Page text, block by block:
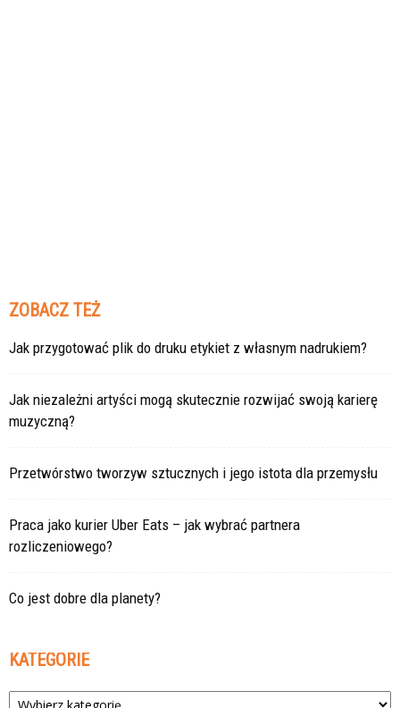
ZOBACZ TEŻ
Jak przygotować plik do druku etykiet z własnym nadrukiem?
Jak niezależni artyści mogą skutecznie rozwijać swoją karierę
muzyczną?
Przetwórstwo tworzyw sztucznych i jego istota dla przemysłu
Praca jako kurier Uber Eats – jak wybrać partnera
rozliczeniowego?
Co jest dobre dla planety?
KATEGORIE
Kategorie